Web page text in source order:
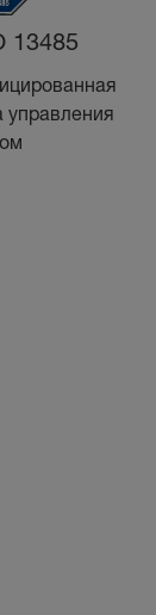
13485
управления